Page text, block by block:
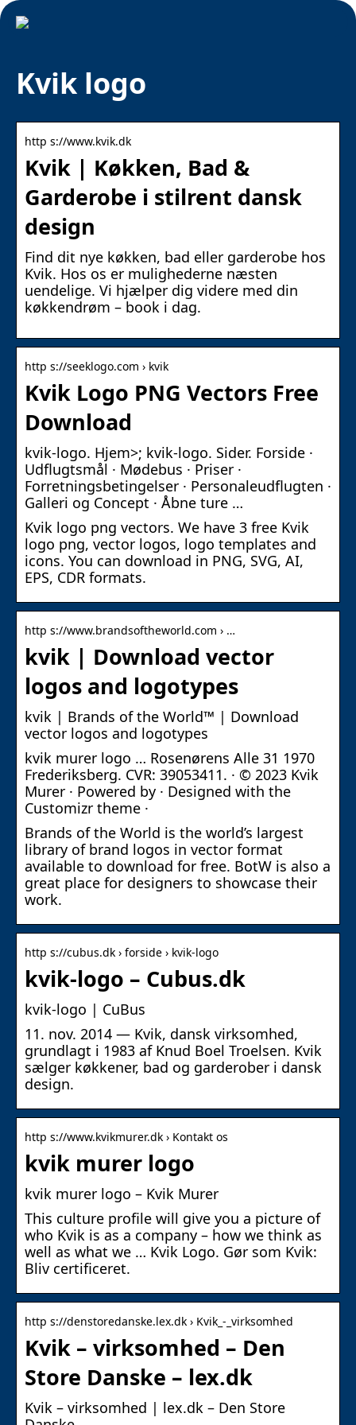
Kvik logo
http s://www.kvik.dk
Kvik | Køkken, Bad &
Garderobe i stilrent dansk
design
Find dit nye køkken, bad eller garderobe hos
Kvik. Hos os er mulighederne næsten
uendelige. Vi hjælper dig videre med din
køkkendrøm – book i dag.
http s://seeklogo.com › kvik
Kvik Logo PNG Vectors Free
Download
kvik-logo. Hjem>; kvik-logo. Sider. Forside ·
Udflugtsmål · Mødebus · Priser ·
Forretningsbetingelser · Personaleudflugten ·
Galleri og Concept · Åbne ture …
Kvik logo png vectors. We have 3 free Kvik
logo png, vector logos, logo templates and
icons. You can download in PNG, SVG, AI,
EPS, CDR formats.
http s://www.brandsoftheworld.com › …
kvik | Download vector
logos and logotypes
kvik | Brands of the World™ | Download
vector logos and logotypes
kvik murer logo … Rosenørens Alle 31 1970
Frederiksberg. CVR: 39053411. · © 2023 Kvik
Murer · Powered by · Designed with the
Customizr theme ·
Brands of the World is the world’s largest
library of brand logos in vector format
available to download for free. BotW is also a
great place for designers to showcase their
work.
http s://cubus.dk › forside › kvik-logo
kvik-logo – Cubus.dk
kvik-logo | CuBus
11. nov. 2014 — Kvik, dansk virksomhed,
grundlagt i 1983 af Knud Boel Troelsen. Kvik
sælger køkkener, bad og garderober i dansk
design.
http s://www.kvikmurer.dk › Kontakt os
kvik murer logo
kvik murer logo – Kvik Murer
This culture profile will give you a picture of
who Kvik is as a company – how we think as
well as what we … Kvik Logo. Gør som Kvik:
Bliv certificeret.
http s://denstoredanske.lex.dk › Kvik_-_virksomhed
Kvik – virksomhed – Den
Store Danske – lex.dk
Kvik – virksomhed | lex.dk – Den Store